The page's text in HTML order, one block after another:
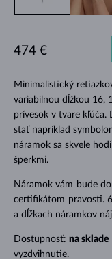
Minimalistický
variabilnou dĺžkou 16,
prívesok v tvare kľúča.
stať napríklad
náramok sa skvele
šperkmi.
Náramok vám bude
certifikátom pravosti.
a dĺžkach náramkov
Dostupnosť: na sklade
vyzdvihnutie.
474 €